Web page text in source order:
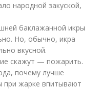
народной закуской,
баклажанной икры
Но, обычно, икра
вкусной.
скажут — пожарить.
почему лучше
при жарке впитывают